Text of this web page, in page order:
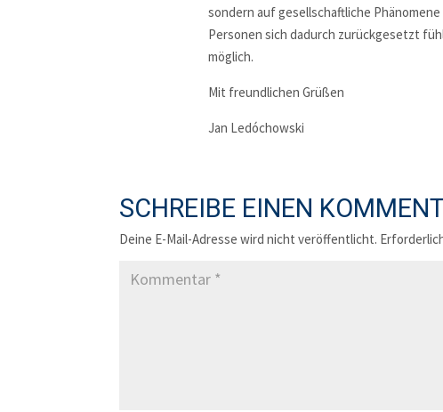
sondern auf gesellschaftliche
Personen sich dadurch zurückgesetzt
möglich.
Mit freundlichen Grüßen
Jan Ledóchowski
SCHREIBE EINEN
Deine E-Mail-Adresse wird nicht veröffentlicht.